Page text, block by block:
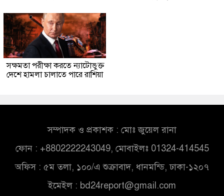
সক্ষমতা পরীক্ষা করতে ন্যাটোভুক্ত
দেশে হামলা চালাতে পারে রাশিয়া
সম্পাদক ও প্রকাশক : মোঃ জুয়েল রানা
ফোন : +8802222243049, মোবাইলঃ 01324-414545
অফিস : ৫ম তলা, ১০০/এ শুক্রাবাদ, ধানমন্ডি, ঢাকা-১২০৭
ইমেইল : bd24report@gmail.com